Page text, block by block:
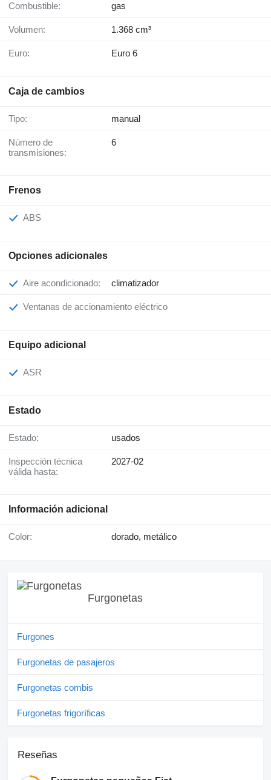
Combustible: gas
Volumen: 1.368 cm³
Euro: Euro 6
Caja de cambios
Tipo: manual
Número de
transmisiones:
6
Frenos
ABS
Opciones adicionales
Aire acondicionado: climatizador
Ventanas de accionamiento eléctrico
Equipo adicional
ASR
Estado
Estado: usados
Inspección técnica
válida hasta:
2027-02
Información adicional
Color: dorado, metálico
Furgonetas
Furgones
Furgonetas de pasajeros
Furgonetas combis
Furgonetas frigoríficas
Reseñas